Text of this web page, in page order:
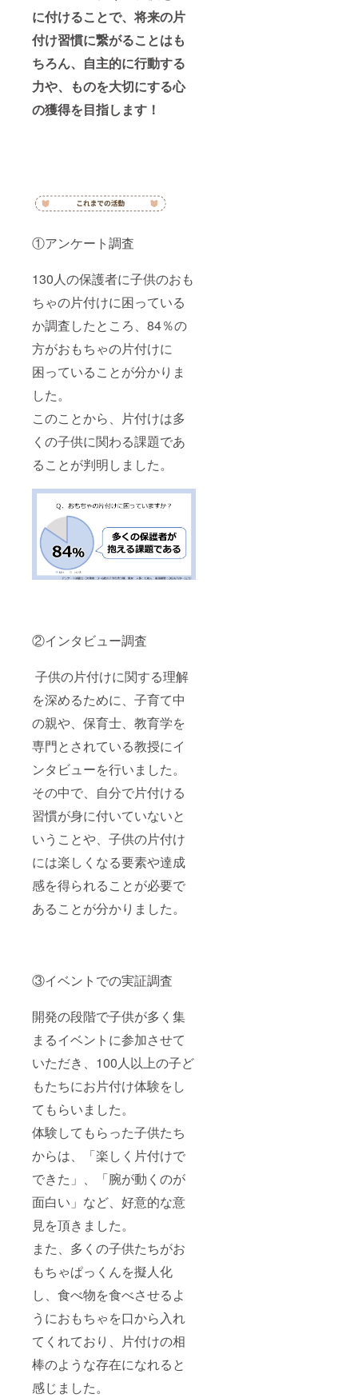
に付けることで、将来の片
付け習慣に繋がることはも
ちろん、自主的に行動する
力や、ものを大切にする心
の獲得を目指します！
①アンケート調査
130人の保護者に子供のおも
ちゃの片付けに困っている
か調査したところ、84％の
方がおもちゃの片付けに
困っていることが分かりま
した。
このことから、片付けは多
くの子供に関わる課題であ
ることが判明しました。
②インタビュー調査
子供の片付けに関する理解
を深めるために、子育て中
の親や、保育士、教育学を
専門とされている教授にイ
ンタビューを行いました。
その中で、自分で片付ける
習慣が身に付いていないと
いうことや、子供の片付け
には楽しくなる要素や達成
感を得られることが必要で
あることが分かりました。
③イベントでの実証調査
開発の段階で子供が多く集
まるイベントに参加させて
いただき、100人以上の子ど
もたちにお片付け体験をし
てもらいました。
体験してもらった子供たち
からは、「楽しく片付けで
できた」、「腕が動くのが
面白い」など、好意的な意
見を頂きました。
また、多くの子供たちがお
もちゃぱっくんを擬人化
し、食べ物を食べさせるよ
うにおもちゃを口から入れ
てくれており、片付けの相
棒のような存在になれると
感じました。